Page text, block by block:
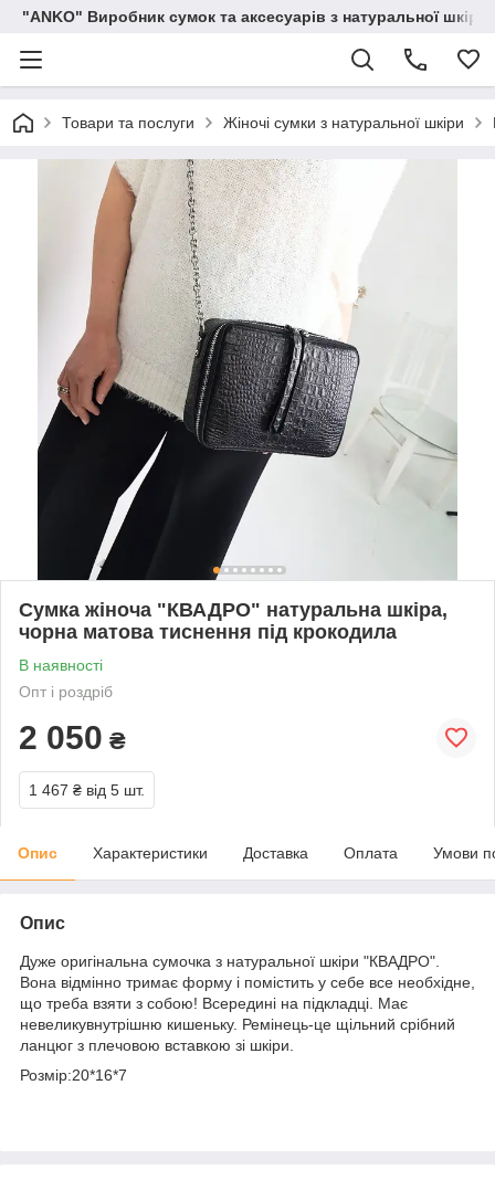
"ANKO" Виробник сумок та аксесуарів з натуральної шкіри.
Товари та послуги Жіночі сумки з натуральної шкіри
Сумка жіноча "КВАДРО" натуральна шкіра,
чорна матова тиснення під крокодила
В наявності
Опт і роздріб
2 050 ₴
1 467 ₴ від 5 шт.
Опис Характеристики Доставка Оплата Умови
Опис
Дуже оригінальна сумочка з натуральної шкіри "КВАДРО".
Вона відмінно тримає форму і помістить у себе все необхідне,
що треба взяти з собою! Всередині на підкладці. Має
невеликувнутрішню кишеньку. Ремінець-це щільний срібний
ланцюг з плечовою вставкою зі шкіри.
Розмір:20*16*7